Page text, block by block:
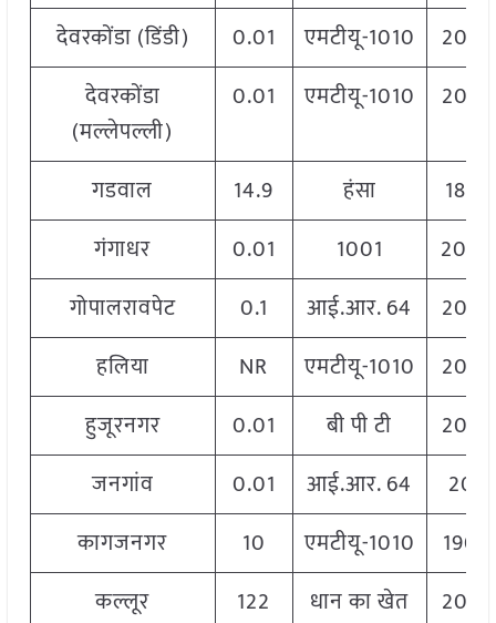
देवरकोंडा (डिंडी)
0.01 एमटीयू-1010
2060
देवरकोंडा
(मल्लेपल्ली)
0.01 एमटीयू-1010 2060
गडवाल 14.9 हंसा
1889
गंगाधर
0.01 1001
2040
गोपालरावपेट
0.1 आई.आर. 64
2060
हलिया
NR एमटीयू-1010
2060
हुजूरनगर
0.01 बी पी टी
2060
जनगांव
0.01 आई.आर. 64
206
कागजनगर
10 एमटीयू-1010
1900
कल्लूर
122 धान का खेत
2060